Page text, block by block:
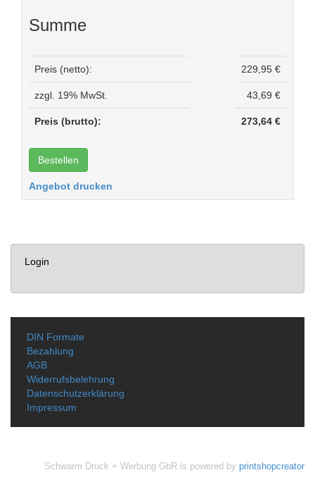
Summe
Preis (netto): 229,95 €
zzgl. 19% MwSt. 43,69 €
Preis (brutto): 273,64 €
Angebot drucken
Login
DIN Formate
Bezahlung
AGB
Widerrufsbelehrung
Datenschutzerklärung
Impressum
Schwarm Druck + Werbung GbR is powered by printshopcreator